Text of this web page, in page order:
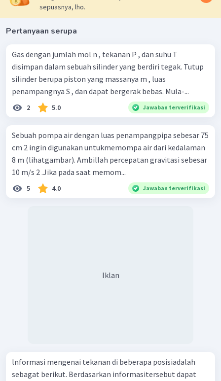
sepuasnya, lho.
Pertanyaan serupa
Gas dengan jumlah mol n , tekanan P , dan suhu T
disimpan dalam sebuah silinder yang berdiri tegak. Tutup
silinder berupa piston yang massanya m , luas
penampangnya S , dan dapat bergerak bebas. Mula-...
2 5.0 Jawaban terverifikasi
Sebuah pompa air dengan luas penampangpipa sebesar 75
cm 2 ingin digunakan untukmemompa air dari kedalaman
8 m (lihatgambar). Ambillah percepatan gravitasi sebesar
10 m/s 2 .Jika pada saat memom...
5 4.0 Jawaban terverifikasi
Iklan
lnformasi mengenai tekanan di beberapa posisiadalah
sebagat berikut. Berdasarkan informasitersebut dapat